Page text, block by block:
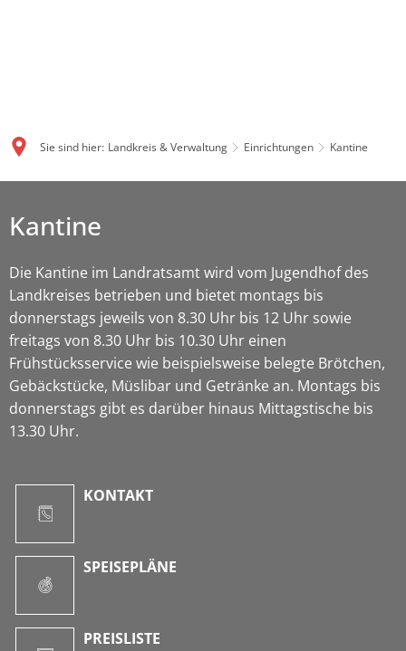
Sie sind hier: Landkreis & Verwaltung Einrichtungen Kantine
Kantine
Die Kantine im Landratsamt wird vom Jugendhof des
Landkreises betrieben und bietet montags bis
donnerstags jeweils von 8.30 Uhr bis 12 Uhr sowie
freitags von 8.30 Uhr bis 10.30 Uhr einen
Frühstücksservice wie beispielsweise belegte Brötchen,
Gebäckstücke, Müslibar und Getränke an. Montags bis
donnerstags gibt es darüber hinaus Mittagstische bis
13.30 Uhr.
KONTAKT
SPEISEPLÄNE
PREISLISTE